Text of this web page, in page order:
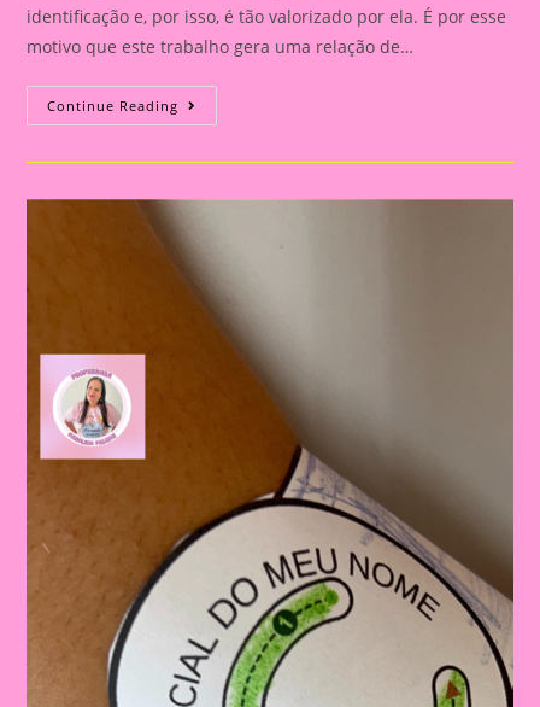
identificação e, por isso, é tão valorizado por ela. É por esse
motivo que este trabalho gera uma relação de…
Continue Reading Atividade
Com